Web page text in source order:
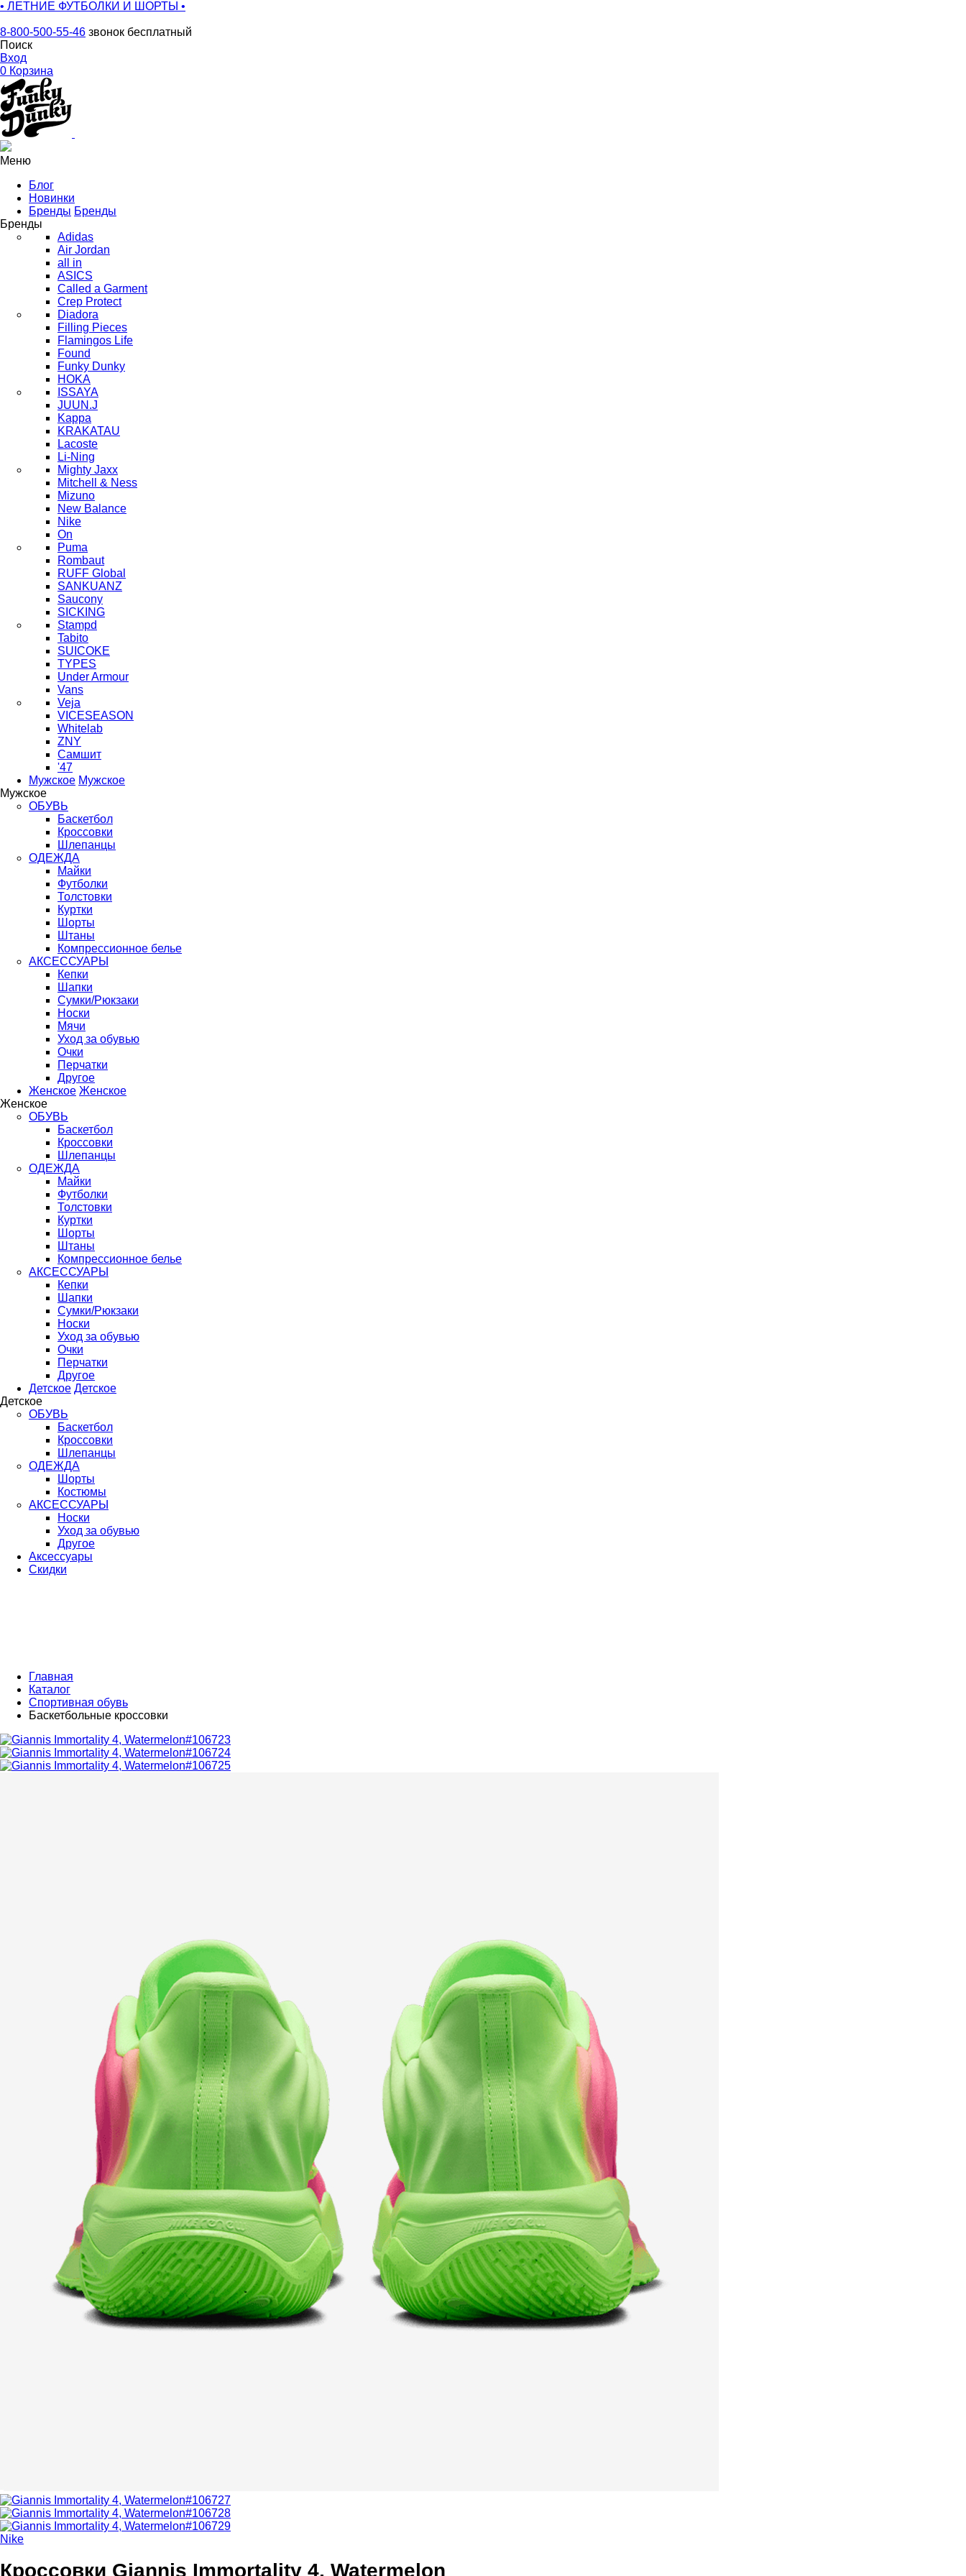
• ЛЕТНИЕ ФУТБОЛКИ И ШОРТЫ •
8-800-500-55-46 звонок бесплатный
Поиск
Вход
0 Корзина
Меню
Блог
Новинки
Бренды Бренды
Бренды
Adidas
Air Jordan
all in
ASICS
Called a Garment
Crep Protect
Diadora
Filling Pieces
Flamingos Life
Found
Funky Dunky
HOKA
ISSAYA
JUUN.J
Kappa
KRAKATAU
Lacoste
Li-Ning
Mighty Jaxx
Mitchell & Ness
Mizuno
New Balance
Nike
On
Puma
Rombaut
RUFF Global
SANKUANZ
Saucony
SICKING
Stampd
Tabito
SUICOKE
TYPES
Under Armour
Vans
Veja
VICESEASON
Whitelab
ZNY
Самшит
'47
Мужское Мужское
Мужское
ОБУВЬ
Баскетбол
Кроссовки
Шлепанцы
ОДЕЖДА
Майки
Футболки
Толстовки
Куртки
Шорты
Штаны
Компрессионное белье
АКСЕССУАРЫ
Кепки
Шапки
Сумки/Рюкзаки
Носки
Мячи
Уход за обувью
Очки
Перчатки
Другое
Женское Женское
Женское
ОБУВЬ
Баскетбол
Кроссовки
Шлепанцы
ОДЕЖДА
Майки
Футболки
Толстовки
Куртки
Шорты
Штаны
Компрессионное белье
АКСЕССУАРЫ
Кепки
Шапки
Сумки/Рюкзаки
Носки
Уход за обувью
Очки
Перчатки
Другое
Детское Детское
Детское
ОБУВЬ
Баскетбол
Кроссовки
Шлепанцы
ОДЕЖДА
Шорты
Костюмы
АКСЕССУАРЫ
Носки
Уход за обувью
Другое
Аксессуары
Скидки
Главная
Каталог
Спортивная обувь
Баскетбольные кроссовки
Nike
Кроссовки Giannis Immortality 4, Watermelon